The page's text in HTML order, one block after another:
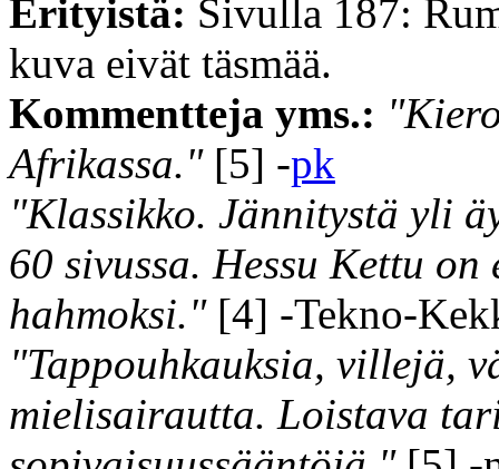
Erityistä: Sivulla 187:
kuva eivät täsmää.
Kommentteja yms.:
Afrikassa."[5] -pk
"Klassikko. Jännitystä yli
60 sivussa. Hessu Kettu
hahmoksi."[4] -Tekno-
"Tappouhkauksia, villejä,
mielisairautta. Loistava